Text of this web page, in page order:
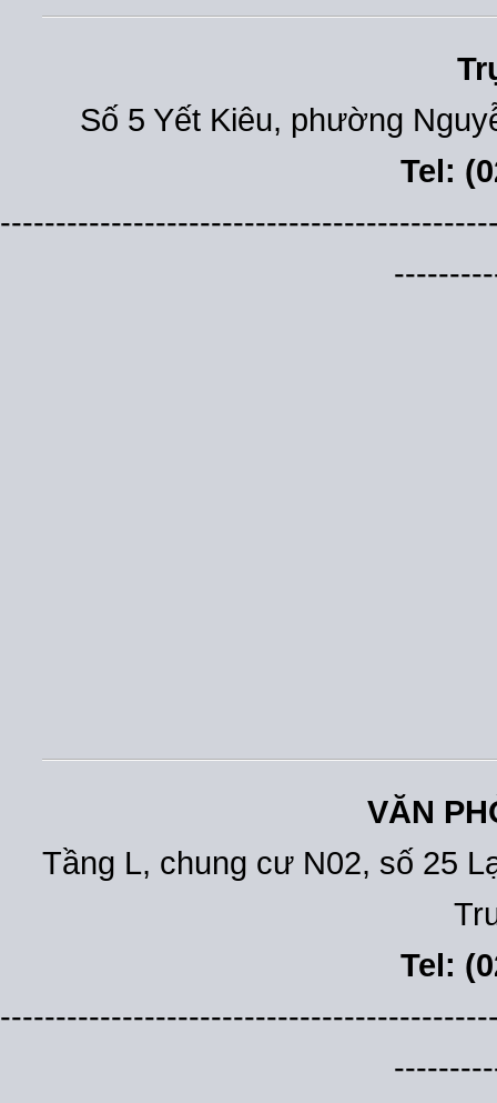
Số 5 Yết Kiêu, phường
Tel:
VĂN
Tầng L, chung cư N02, số 25
Tel: